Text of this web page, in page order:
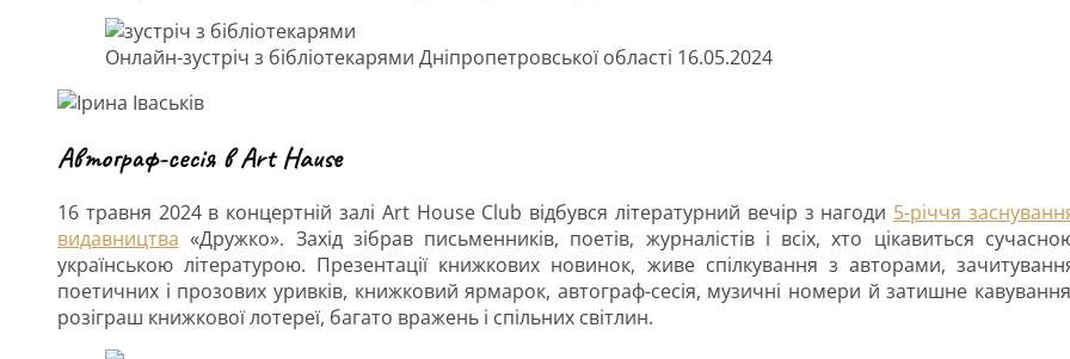
Онлайн-зустріч з бібліотекарями Дніпропетровської області 16.05.2024
Автограф-сесія в Art Hause
16 травня 2024 в концертній залі Art House Club відбувся літературний вечір з нагоди 5-річчя
видавництва «Дружко». Захід зібрав письменників, поетів, журналістів і всіх, хто цікавиться
українською літературою. Презентації книжкових новинок, живе спілкування з авторами,
поетичних і прозових уривків, книжковий ярмарок, автограф-сесія, музичні номери й затишне
розіграш книжкової лотереї, багато вражень і спільних світлин.